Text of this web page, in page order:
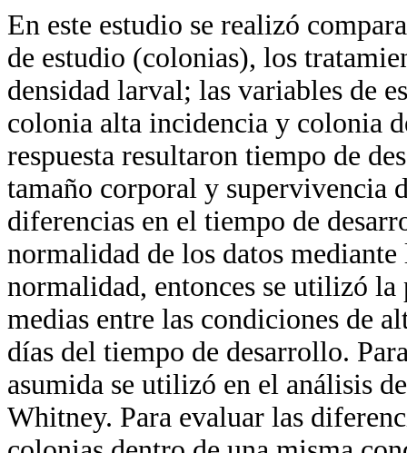
En este estudio se realizó
de estudio (colonias), los
densidad larval; las variables de
colonia alta incidencia y colonia
respuesta resultaron tiempo de
tamaño corporal y supervivencia
diferencias en el tiempo de
normalidad de los datos
normalidad, entonces se utilizó la
medias entre las condiciones de
días del tiempo de desarrollo.
asumida se utilizó en el análisis
Whitney. Para evaluar las